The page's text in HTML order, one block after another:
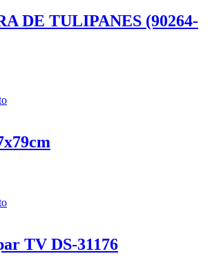
DE TULIPANES (90264-
TV DS-31176